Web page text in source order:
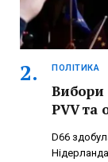
ПОЛІТИКА
Вибори
PVV та
D66